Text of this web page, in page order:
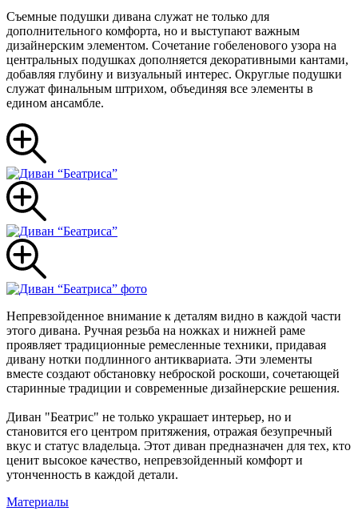
Съемные подушки дивана служат не только для
дополнительного комфорта, но и выступают важным
дизайнерским элементом. Сочетание гобеленового узора на
центральных подушках дополняется декоративными кантами,
добавляя глубину и визуальный интерес. Округлые подушки
служат финальным штрихом, объединяя все элементы в
едином ансамбле.
Непревзойденное внимание к деталям видно в каждой части
этого дивана. Ручная резьба на ножках и нижней раме
проявляет традиционные ремесленные техники, придавая
дивану нотки подлинного антиквариата. Эти элементы
вместе создают обстановку неброской роскоши, сочетающей
старинные традиции и современные дизайнерские решения.
Диван "Беатрис" не только украшает интерьер, но и
становится его центром притяжения, отражая безупречный
вкус и статус владельца. Этот диван предназначен для тех, кто
ценит высокое качество, непревзойденный комфорт и
утонченность в каждой детали.
Материалы